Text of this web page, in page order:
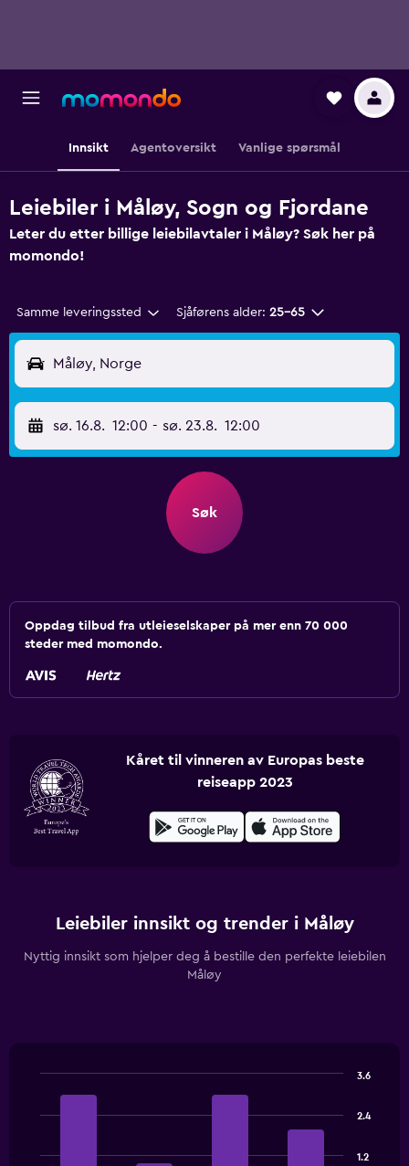
Innsikt Agentoversikt Vanlige spørsmål
Leiebiler i Måløy, Sogn og Fjordane
Leter du etter billige leiebilavtaler i Måløy? Søk her på
momondo!
Samme leveringssted Sjåførens alder: 25–65
Måløy, Norge
sø. 16.8. 12:00 - sø. 23.8. 12:00
Søk
Oppdag tilbud fra utleieselskaper på mer enn 70 000
steder med momondo.
Kåret til vinneren av Europas beste
reiseapp 2023
Leiebiler innsikt og trender i Måløy
Nyttig innsikt som hjelper deg å bestille den perfekte leiebilen
Måløy
1.2
2.4
3.6